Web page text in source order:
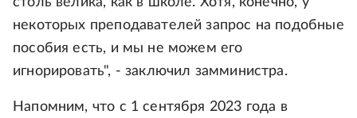
некоторых преподавателей запрос на подобные
пособия есть, и мы не можем его
игнорировать", - заключил замминистра.
Напомним, что с 1 сентября 2023 года в